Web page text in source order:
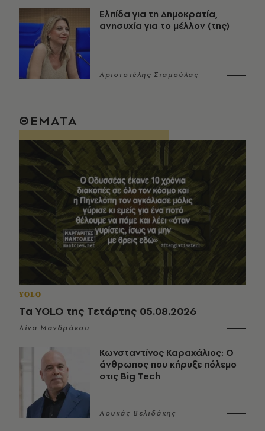
Ελπίδα για τη Δημοκρατία,
ανησυχία για το μέλλον (της)
Αριστοτέλης Σταμούλας
ΘΕΜΑΤΑ
YOLO
Τα YOLO της Τετάρτης 05.08.2026
Λίνα Μανδράκου
Κωνσταντίνος Καραχάλιος: Ο
άνθρωπος που κήρυξε πόλεμο
στις Big Tech
Λουκάς Βελιδάκης